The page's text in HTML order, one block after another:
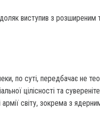
виступив з розширеним
по суті, передбачає не
цілісності та
світу, зокрема з